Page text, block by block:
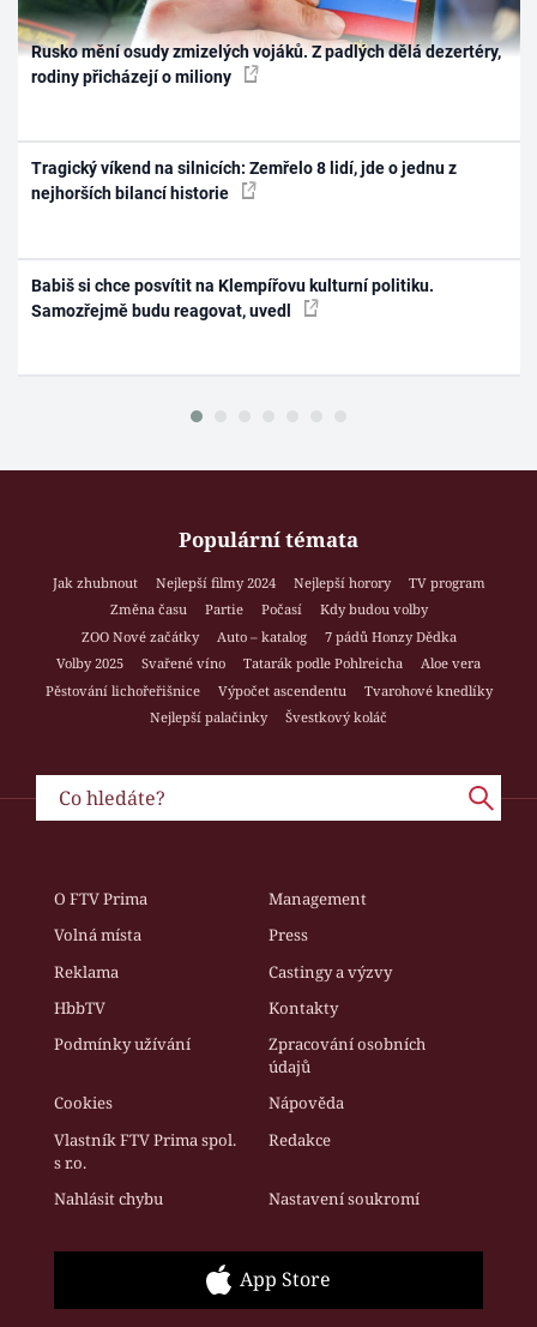
Rusko mění osudy zmizelých vojáků. Z padlých dělá dezertéry,
rodiny přicházejí o miliony
Tragický víkend na silnicích: Zemřelo 8 lidí, jde o jednu z
nejhorších bilancí historie
Babiš si chce posvítit na Klempířovu kulturní politiku.
Samozřejmě budu reagovat, uvedl
Populární témata
Jak zhubnout Nejlepší filmy 2024 Nejlepší horory
TV program
Změna času
Partie Počasí
Kdy budou volby
ZOO Nové začátky
Auto – katalog
7 pádů Honzy Dědka
Volby 2025
Svařené víno Tatarák podle Pohlreicha
Aloe vera
Pěstování lichořeřišnice
Výpočet ascendentu
Tvarohové knedlíky
Nejlepší palačinky
Švestkový koláč
O FTV Prima
Management
Volná místa
Press
Reklama
Castingy a výzvy
HbbTV
Kontakty
Podmínky užívání
Zpracování osobních
údajů
Cookies
Nápověda
Vlastník FTV Prima spol.
s r.o.
Redakce
Nahlásit chybu Nastavení soukromí
App Store